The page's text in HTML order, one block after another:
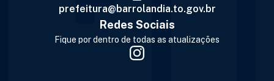
prefeitura@barrolandia.to.gov.br
Redes Sociais
Fique por dentro de todas as atualizações